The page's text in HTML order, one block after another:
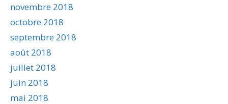
novembre 2018
octobre 2018
septembre 2018
août 2018
juillet 2018
juin 2018
mai 2018